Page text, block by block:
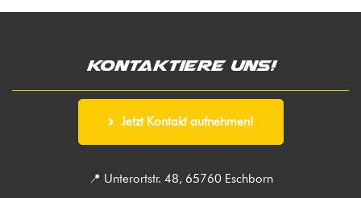
Kontaktiere uns!
Jetzt Kontakt aufnehmen!
📍 Unterortstr. 48, 65760 Eschborn